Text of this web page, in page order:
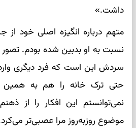
داشت.»
متهم درباره انگیزه اصلی خود
نسبت به او بدبین شده بودم. تصور
سردش این است که فرد دیگری
حتی ترک خانه را هم به
نمی‌توانستم این افکار را از
موضوع روزبه‌روز مرا عصبی‌تر